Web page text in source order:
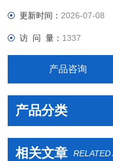
更新时间： 2026-07-08
访 问 量： 1337
产品咨询
产品分类
相关文章